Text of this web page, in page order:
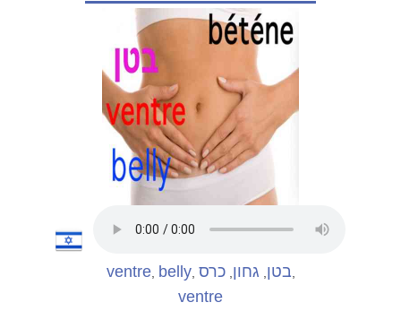
ventre, belly, בטן גחון ,כרס
ventre